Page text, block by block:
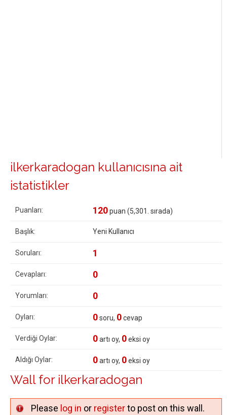
ilkerkaradogan kullanıcısına ait
istatistikler
Puanları: 120puan (5,301 . sırada)
Başlık: Yeni Kullanıcı
Soruları: 1
Cevapları: 0
Yorumları: 0
Oyları: 0soru, 0cevap
Verdiği Oylar: 0artı oy, 0eksi oy
Aldığı Oylar: 0artı oy, 0eksi oy
Wall for ilkerkaradogan
Please log in or registerto post on this wall.